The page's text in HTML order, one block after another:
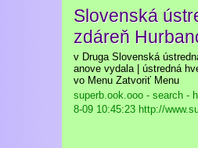
Slovenská
zdáreň
v Druga Slovenská
anove vydala | ústredná
vo Menu Zatvoriť Menu
superb.ook.ooo - search -
8-09 10:45:23 http://